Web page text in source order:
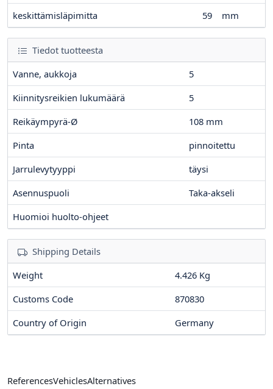
keskittämisläpimitta
59 mm
Tiedot tuotteesta
Vanne, aukkoja
5
Kiinnitysreikien lukumäärä
5
Reikäympyrä-Ø
108 mm
Pinta
pinnoitettu
Jarrulevytyyppi
täysi
Asennuspuoli
Taka-akseli
Huomioi huolto-ohjeet
Shipping Details
Weight
4.426 Kg
Customs Code
870830
Country of Origin
Germany
ReferencesVehiclesAlternatives